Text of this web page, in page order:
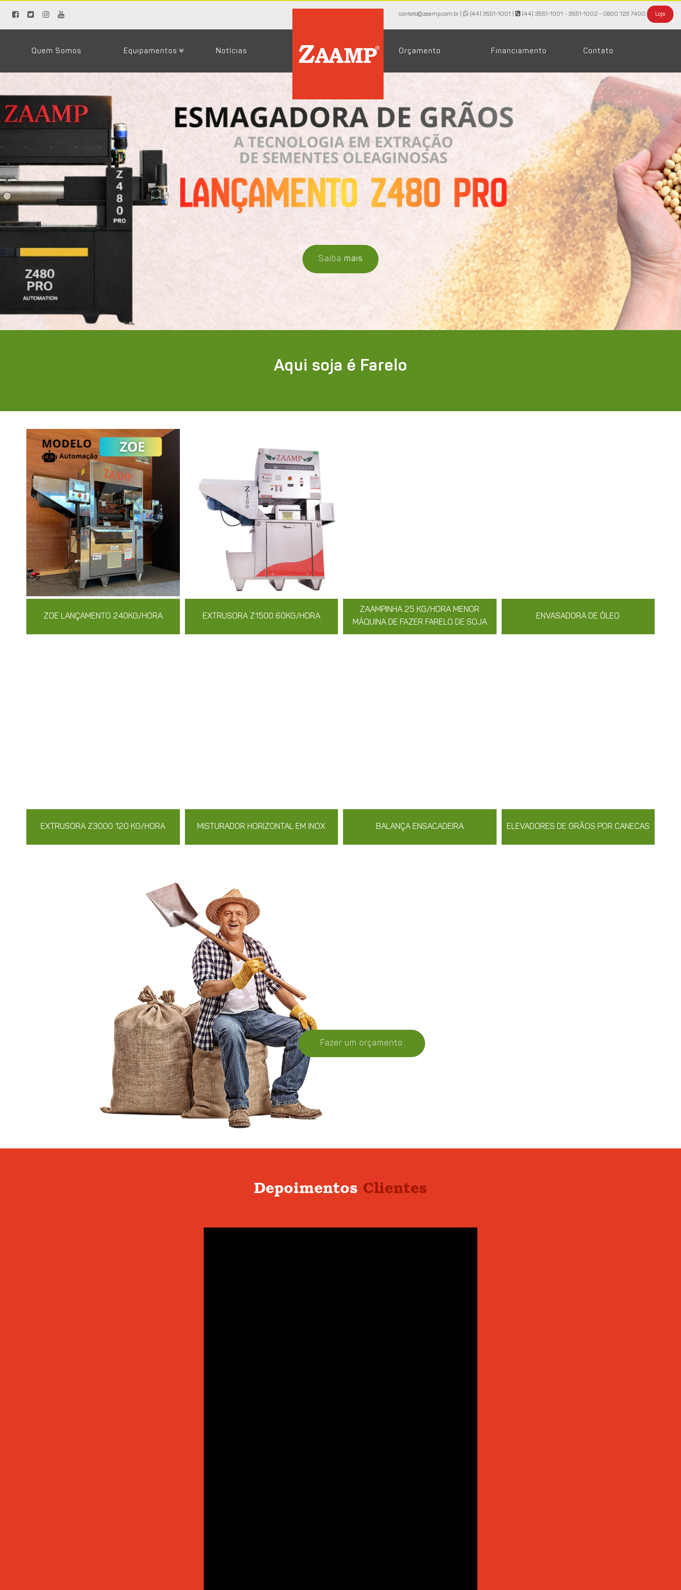
contato@zaamp.com.br | (44) 3551-1001 (44) 3551-1001 - 3551-1002 - 0800 123 7400 Loja
Quem Somos Equipamentos Notícias Orçamento Financiamento Contato
Saiba mais
Aqui soja é Farelo
ZOE LANÇAMENTO 240KG/HORA EXTRUSORA Z1500 60KG/HORA
ZAAMPINHA 25 KG/HORA MENOR
MÁQUINA DE FAZER FARELO DE SOJA
ENVASADORA DE ÓLEO
EXTRUSORA Z3000 120 KG/HORA MISTURADOR HORIZONTAL EM INOX BALANÇA ENSACADEIRA ELEVADORES DE GRÃOS POR CANECAS
Entre em contato, conheça melhor nossos
produtos e receba uma proposta.
Fazer um orçamento
Depoimentos Clientes